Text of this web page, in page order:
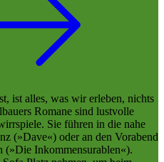
ist alles, was wir erleben, nichts
Romane sind lustvolle
Sie führen in die nahe
(»Dave«) oder an den Vorabend
(»Die Inkommensurablen«).